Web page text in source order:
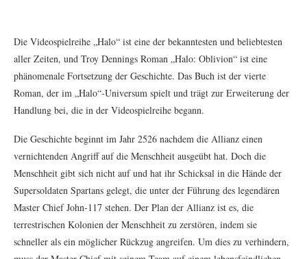
Die Videospielreihe „Halo“ ist eine der bekanntesten und beliebtesten
aller Zeiten, und Troy Dennings Roman „Halo: Oblivion“ ist eine
phänomenale Fortsetzung der Geschichte. Das Buch ist der vierte
Roman, der im „Halo“-Universum spielt und trägt zur Erweiterung der
Handlung bei, die in der Videospielreihe begann.
Die Geschichte beginnt im Jahr 2526 nachdem die Allianz einen
vernichtenden Angriff auf die Menschheit ausgeübt hat. Doch die
Menschheit gibt sich nicht auf und hat ihr Schicksal in die Hände der
Supersoldaten Spartans gelegt, die unter der Führung des legendären
Master Chief John-117 stehen. Der Plan der Allianz ist es, die
terrestrischen Kolonien der Menschheit zu zerstören, indem sie
schneller als ein möglicher Rückzug angreifen. Um dies zu verhindern,